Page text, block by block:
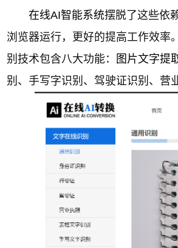
在线AI智能系统摆脱了这些依
浏览器运行，更好的提高工作效率
别技术包含八大功能：
图片文字提
别、手写字识别、驾驶证识别、营业